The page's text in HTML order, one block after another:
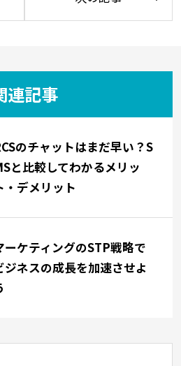
連記事
のチャットはまだ早い？S
と比較してわかるメリッ
・デメリット
ーケティングのSTP戦略で
ジネスの成長を加速させよ